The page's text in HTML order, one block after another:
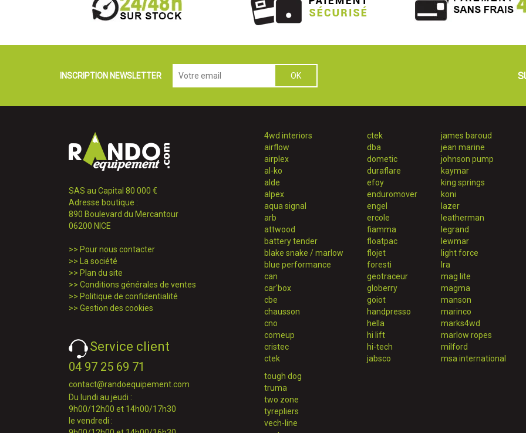
INSCRIPTION NEWSLETTER
SAS au Capital 80 000 €
Adresse boutique :
890 Boulevard du Mercantour
06200 NICE
>> Pour nous contacter
>> La société
>> Plan du site
>> Conditions générales de ventes
>> Politique de confidentialité
>> Gestion des cookies
Service client
04 97 25 69 71
contact@randoequipement.com
Du lundi au jeudi :
9h00/12h00 et 14h00/17h30
le vendredi :
4wd interiors
airflow
airplex
al-ko
alde
alpex
aqua signal
arb
attwood
battery tender
blake snake / marlow
blue performance
can
car'box
cbe
chausson
cno
comeup
cristec
ctek
ctek
dba
dometic
duraflare
efoy
enduromover
engel
ercole
fiamma
floatpac
flojet
foresti
geotraceur
globerry
goiot
handpresso
hella
hi lift
hi-tech
jabsco
james baroud
jean marine
johnson pump
kaymar
king springs
koni
lazer
leatherman
legrand
lewmar
light force
lra
mag lite
magma
manson
marinco
marks4wd
marlow ropes
milford
msa international
tough dog
truma
two zone
tyrepliers
vech-line